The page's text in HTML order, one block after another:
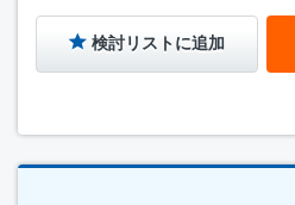
検討リストに追加